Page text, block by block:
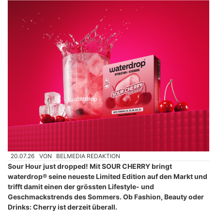
20.07.26 VON BELMEDIA REDAKTION
Sour Hour just dropped! Mit SOUR CHERRY bringt
waterdrop® seine neueste Limited Edition auf den Markt und
trifft damit einen der grössten Lifestyle- und
Geschmackstrends des Sommers. Ob Fashion, Beauty oder
Drinks: Cherry ist derzeit überall.